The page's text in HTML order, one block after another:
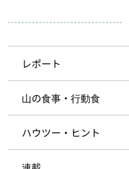
レポート
山の食事・行動食
ハウツー・ヒント